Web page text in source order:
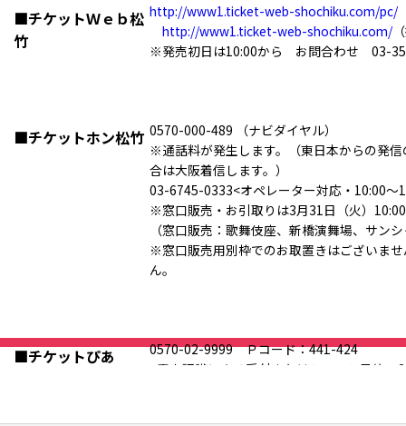
■チケットＷｅｂ松
竹
http://www1.ticket-web-shochiku.com/pc/
http://www1.ticket-web-shochiku.com/
※発売初日は10:00から お問合わせ 03-
■チケットホン松竹 0570-000-489 （ナビダイヤル）
※通話料が発生します。（東日本からの発
合は大阪着信します。）
03-6745-0333<オペレーター対応・10:00～
※窓口販売・お引取りは3月31日（火）
（窓口販売：歌舞伎座、新橋演舞場、サン
※窓口販売用別枠でのお取置きはございま
ん。
■チケットぴあ
0570-02-9999 Ｐコード：441-424
<音声認識による受付またはＰコード予約・